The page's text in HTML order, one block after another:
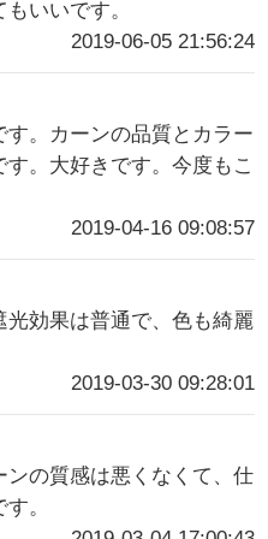
いいです。
2019-06-05 21:56:24
す。カーンの品質とカラー
。大好きです。今度もこ
2019-04-16 09:08:57
効果は普通で、色も綺麗
2019-03-30 09:28:01
の質感は悪くなくて、仕
。